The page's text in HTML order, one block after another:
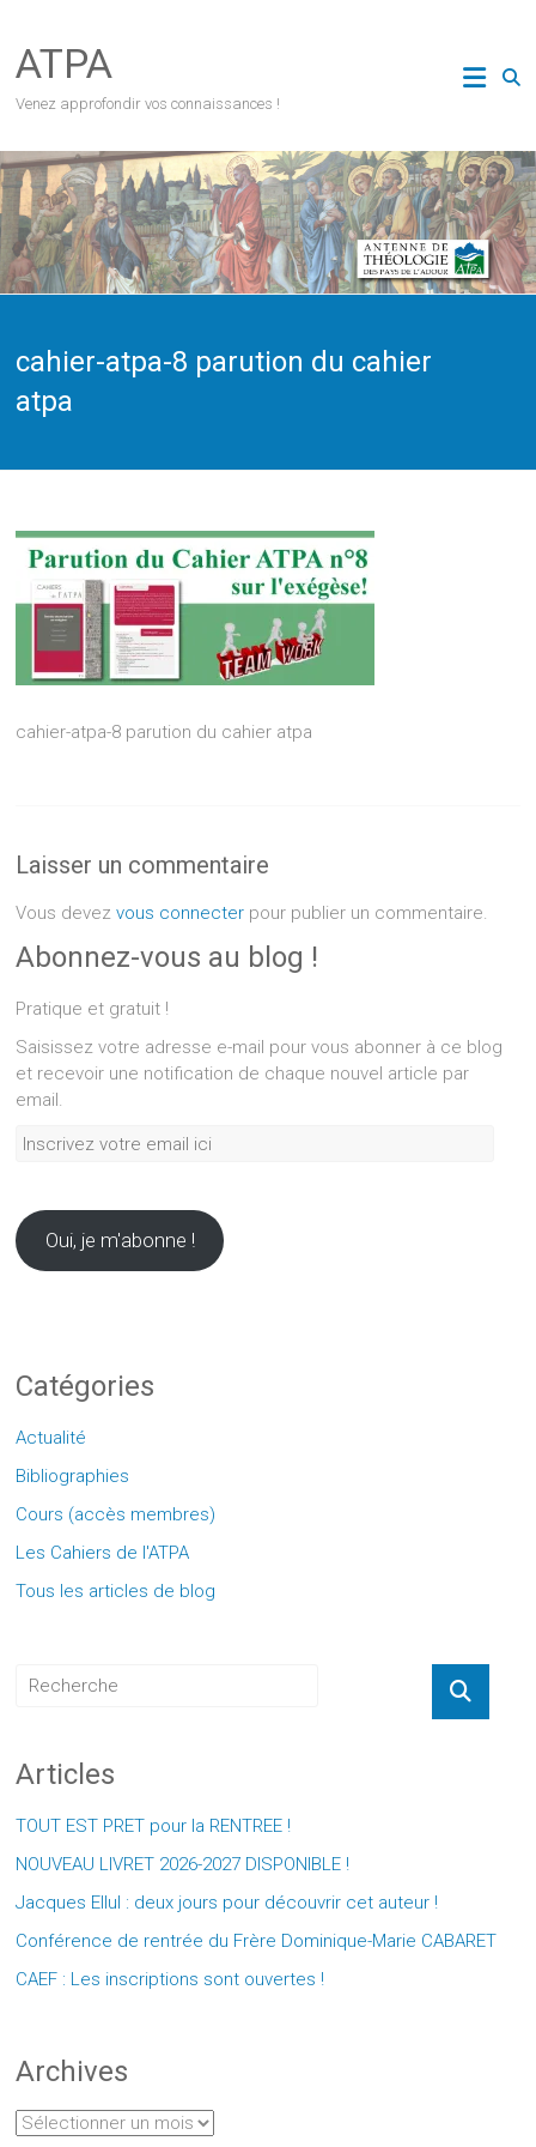
content
ATPA
Venez approfondir vos connaissances !
cahier-atpa-8 parution du cahier
atpa
cahier-atpa-8 parution du cahier atpa
Laisser un commentaire
Vous devezvous connecter pour publier un commentaire.
Abonnez-vous au blog !
Pratique et gratuit !
Saisissez votre adresse e-mail pour vous abonner à ce blog
et recevoir une notification de chaque nouvel article par
email.
Inscrivez
ici
Oui, je m'abonne !
Catégories
Actualité
Bibliographies
Cours (accès membres)
Les Cahiers de l'ATPA
Tous les articles de blog
Articles
TOUT EST PRET pour la RENTREE !
NOUVEAU LIVRET 2026-2027 DISPONIBLE !
Jacques Ellul : deux jours pour découvrir cet auteur !
Conférence de rentrée du Frère Dominique-Marie CABARET
CAEF : Les inscriptions sont ouvertes !
Archives
Archives